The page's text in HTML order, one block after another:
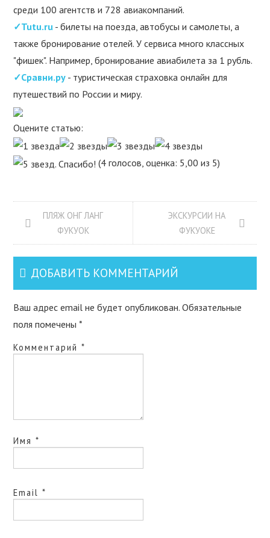
среди 100 агентств и 728 авиакомпаний.
✓Tutu.ru - билеты на поезда, автобусы и самолеты, а
также бронирование отелей. У сервиса много классных
"фишек". Например, бронирование авиабилета за 1 рубль.
✓Сравни.ру - туристическая страховка онлайн для
путешествий по России и миру.
Оцените статью:
(4 голосов, оценка: 5,00 из 5)
ПЛЯЖ ОНГ ЛАНГ
ФУКУОК
ЭКСКУРСИИ НА
ФУКУОКЕ
ДОБАВИТЬ КОММЕНТАРИЙ
Ваш адрес email не будет опубликован. Обязательные
поля помечены*
Комментарий*
Имя*
Email*